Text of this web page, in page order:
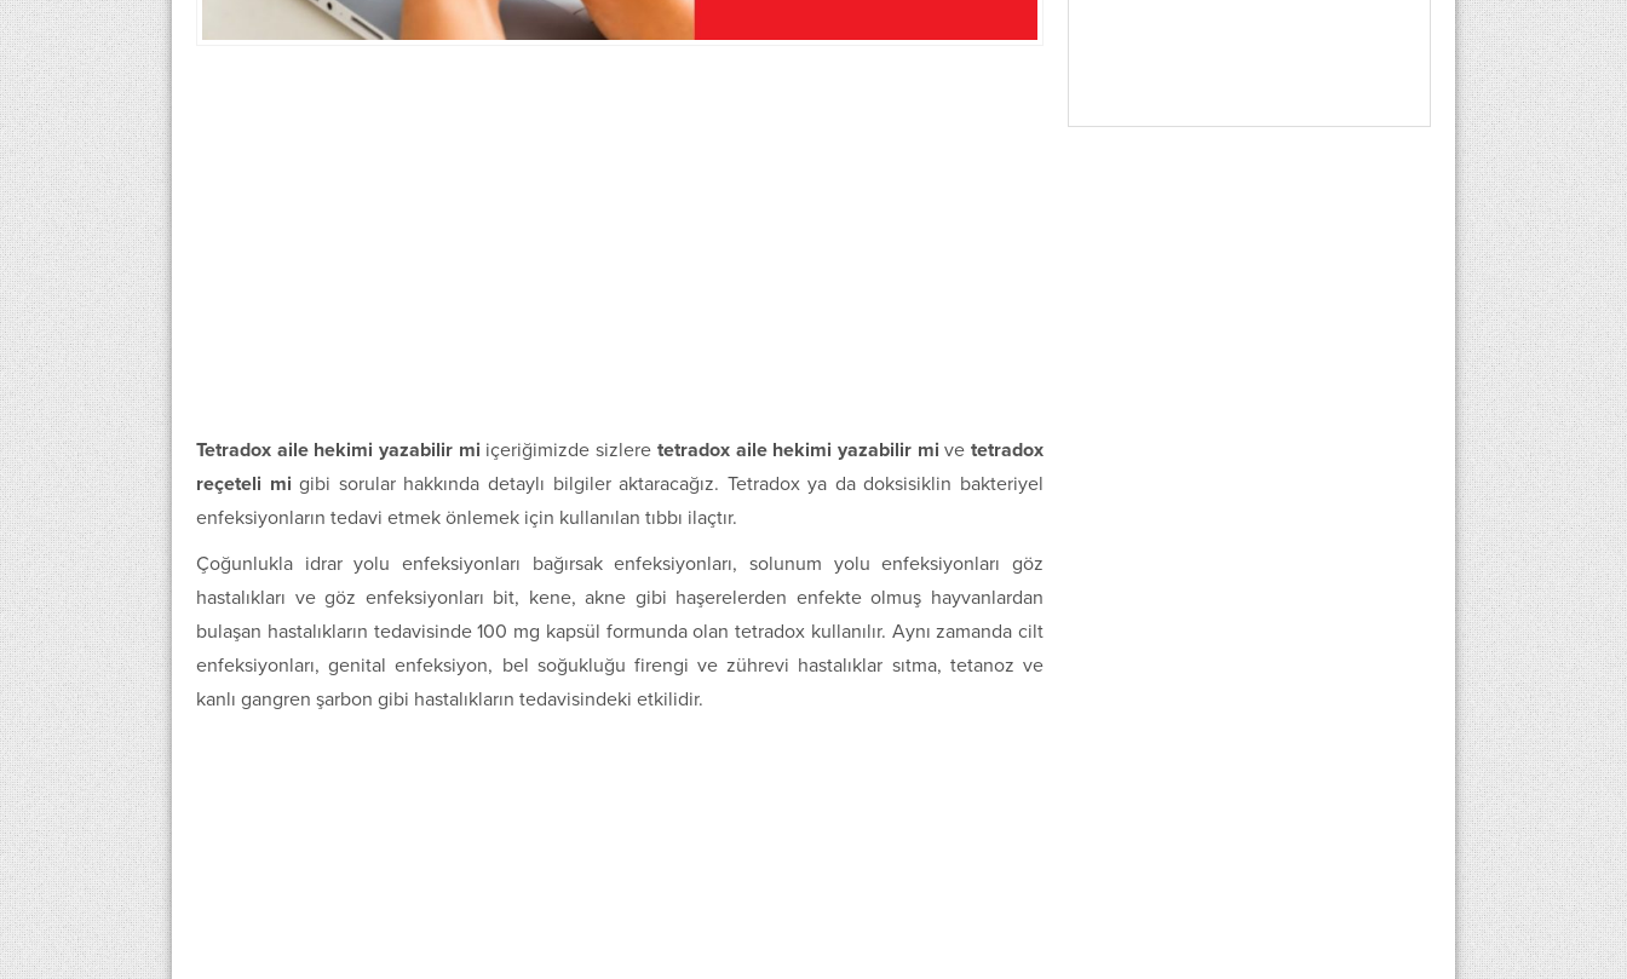
Tetradox aile hekimi yazabilir mi içeriğimizde sizlere tetradox aile hekimi yazabilir mi vetetradox
reçeteli mi gibi sorular hakkında detaylı bilgiler aktaracağız. Tetradox ya da doksisiklin bakteriyel
enfeksiyonların tedavi etmek önlemek için kullanılan tıbbı ilaçtır.
Çoğunlukla idrar yolu enfeksiyonları bağırsak enfeksiyonları, solunum yolu enfeksiyonları göz
hastalıkları ve göz enfeksiyonları bit, kene, akne gibi haşerelerden enfekte olmuş hayvanlardan
bulaşan hastalıkların tedavisinde 100 mg kapsül formunda olan tetradox kullanılır. Aynı zamanda cilt
enfeksiyonları, genital enfeksiyon, bel soğukluğu firengi ve zührevi hastalıklar sıtma, tetanoz ve
kanlı gangren şarbon gibi hastalıkların tedavisindeki etkilidir.